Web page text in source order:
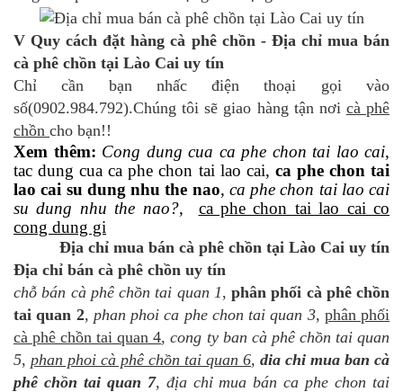
V Quy cách đặt hàng cà phê chồn - Địa chỉ mua bán
cà phê chồn tại Lào Cai uy tín
Chỉ cần bạn nhấc điện thoại gọi vào
số(0902.984.792).Chúng tôi sẽ giao hàng tận nơi cà phê
chồn cho bạn!!
Xem thêm: Cong dung cua ca phe chon tai lao cai,
tac dung cua ca phe chon tai lao cai, ca phe chon tai
lao cai su dung nhu the nao, ca phe chon tai lao cai
su dung nhu the nao?, ca phe chon tai lao cai co
cong dung gi
Địa chỉ mua bán cà phê chồn tại Lào Cai uy tín
Địa chỉ bán cà phê chồn uy tín
chỗ bán cà phê chồn tai quan 1, phân phối cà phê chồn
tai quan 2, phan phoi ca phe chon tai quan 3, phân phối
cà phê chồn tai quan 4,cong ty ban cà phê chồn tai quan
5, phan phoi cà phê chồn tai quan 6, dia chi mua ban cà
phê chồn tai quan 7, địa chỉ mua bán ca phe chon tai